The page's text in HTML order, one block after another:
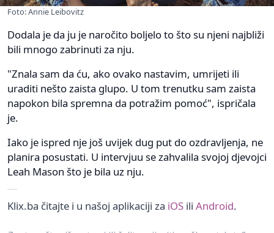
Foto: Annie Leibovitz
Dodala je da ju je naročito boljelo to što su njeni najbliži
bili mnogo zabrinuti za nju.
"Znala sam da ću, ako ovako nastavim, umrijeti ili
uraditi nešto zaista glupo. U tom trenutku sam zaista
napokon bila spremna da potražim pomoć", ispričala
je.
Iako je ispred nje još uvijek dug put do ozdravljenja, ne
planira posustati. U intervjuu se zahvalila svojoj djevojci
Leah Mason što je bila uz nju.
Klix.ba čitajte i u našoj aplikaciji za iOS ili Android.